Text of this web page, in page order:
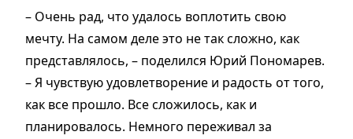
– Очень рад, что удалось воплотить свою
мечту. На самом деле это не так сложно, как
представлялось, – поделился Юрий Пономарев.
– Я чувствую удовлетворение и радость от того,
как все прошло. Все сложилось, как и
планировалось. Немного переживал за